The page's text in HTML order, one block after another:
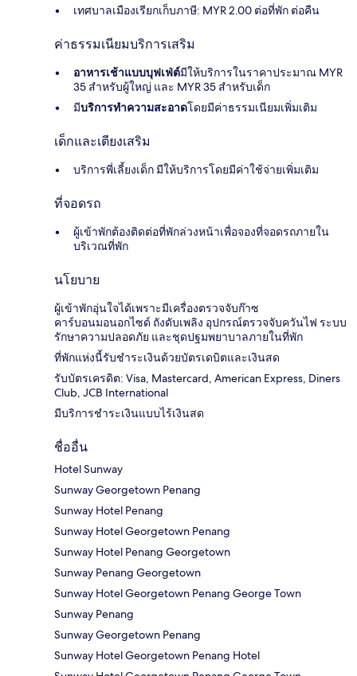
เทศบาลเมืองเรียกเก็บภาษี: MYR 2.00 ต่อที่พัก ต่อคืน
ค่าธรรมเนียมบริการเสริม
อาหารเช้าแบบบุฟเฟ่ต์มีให้บริการในราคาประมาณ MYR
35 สำหรับผู้ใหญ่ และ MYR 35 สำหรับเด็ก
มีบริการทำความสะอาดโดยมีค่าธรรมเนียมเพิ่มเติม
เด็กและเตียงเสริม
บริการพี่เลี้ยงเด็ก มีให้บริการโดยมีค่าใช้จ่ายเพิ่มเติม
ที่จอดรถ
ผู้เข้าพักต้องติดต่อที่พักล่วงหน้าเพื่อจองที่จอดรถภายใน
บริเวณที่พัก
นโยบาย
ผู้เข้าพักอุ่นใจได้เพราะมีเครื่องตรวจจับก๊าซ
คาร์บอนมอนอกไซด์ ถังดับเพลิง อุปกรณ์ตรวจจับควันไฟ ระบบ
รักษาความปลอดภัย และชุดปฐมพยาบาลภายในที่พัก
ที่พักแห่งนี้รับชำระเงินด้วยบัตรเดบิตและเงินสด
รับบัตรเครดิต: Visa, Mastercard, American Express, Diners
Club, JCB International
มีบริการชำระเงินแบบไร้เงินสด
ชื่ออื่น
Hotel Sunway
Sunway Georgetown Penang
Sunway Hotel Penang
Sunway Hotel Georgetown Penang
Sunway Hotel Penang Georgetown
Sunway Penang Georgetown
Sunway Hotel Georgetown Penang George Town
Sunway Penang
Sunway Georgetown Penang
Sunway Hotel Georgetown Penang Hotel